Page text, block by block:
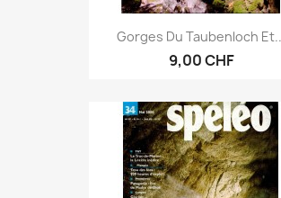
Gorges Du Taubenloch
9,00 CHF